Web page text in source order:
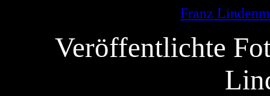
Franz
Veröffentlichte